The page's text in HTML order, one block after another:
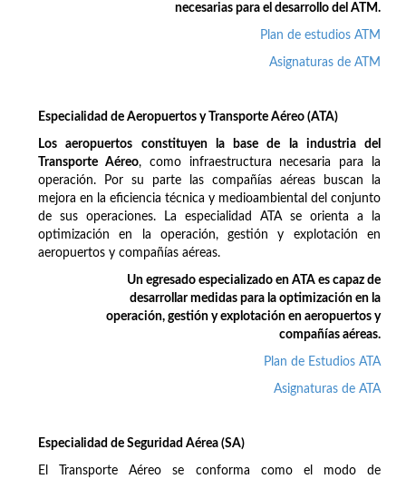
necesarias para el desarrollo del ATM.
Plan de estudios ATM
Asignaturas de ATM
Especialidad de Aeropuertos y Transporte Aéreo (ATA)
Los aeropuertos constituyen la base de la industria del
Transporte Aéreo, como infraestructura necesaria para la
operación. Por su parte las compañías aéreas buscan la
mejora en la eficiencia técnica y medioambiental del conjunto
de sus operaciones. La especialidad ATA se orienta a la
optimización en la operación, gestión y explotación en
aeropuertos y compañías aéreas.
Un egresado especializado en ATA es capaz de
desarrollar medidas para la optimización en la
operación, gestión y explotación en aeropuertos y
compañías aéreas.
Plan de Estudios ATA
Asignaturas de ATA
Especialidad de Seguridad Aérea (SA)
El Transporte Aéreo se conforma como el modo de